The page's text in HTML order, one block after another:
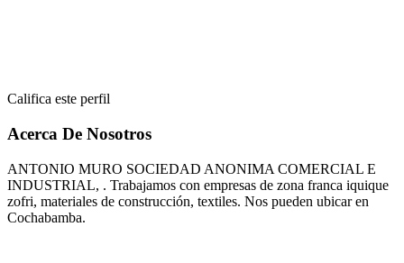
Califica este perfil
Acerca De Nosotros
ANTONIO MURO SOCIEDAD ANONIMA COMERCIAL E
INDUSTRIAL, . Trabajamos con empresas de zona franca iquique
zofri, materiales de construcción, textiles. Nos pueden ubicar en
Cochabamba.